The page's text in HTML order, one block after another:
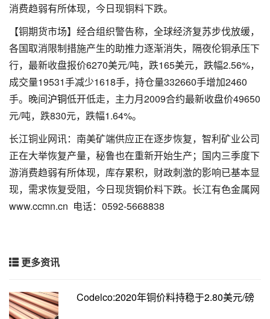
消费趋弱有所体现，今日现铜料下跌。
【铜期货市场】经合组织警告称，全球经济复苏步伐放缓，
各国取消限制措施产生的助推力逐渐消失，隔夜伦铜承压下
行，最新收盘报价6270美元/吨，跌165美元，跌幅2.56%，
成交量19531手减少1618手，持仓量332660手增加2460
手。晚间沪铜低开低走，主力月2009合约最新收盘价49650
元/吨，跌830元，跌幅1.64%。
长江铜业网讯：南美矿端供应正在逐步恢复，智利矿业公司
正在大举恢复产量，秘鲁也在重新开始生产；国内三季度下
游消费趋弱有所体现，库存累积，财政刺激的影响已基本显
现，需求恢复受阻，今日现货铜价料下跌。长江有色金属网
www.ccmn.cn 电话：0592-5668838
更多资讯
Codelco:2020年铜价料持稳于2.80美元/磅